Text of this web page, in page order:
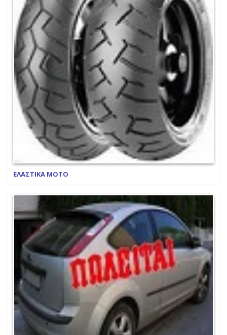
ΕΛΑΣΤΙΚΑ ΜΟΤΟ